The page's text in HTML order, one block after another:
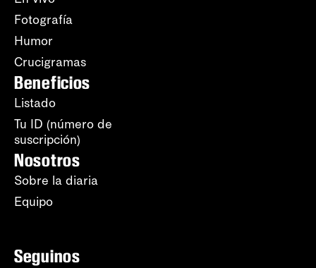
Fotografía
Humor
Crucigramas
Beneficios
Listado
Tu ID (número de
suscripción)
Nosotros
Sobre la diaria
Equipo
Seguinos